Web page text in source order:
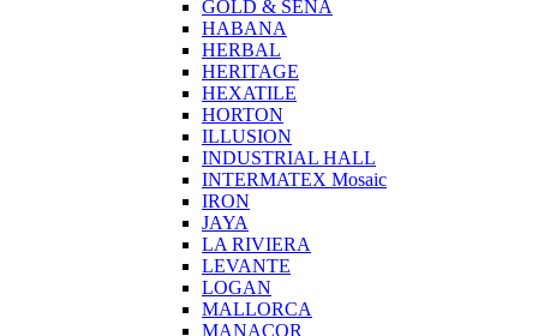
GOLD & SENA
HABANA
HERBAL
HERITAGE
HEXATILE
HORTON
ILLUSION
INDUSTRIAL HALL
INTERMATEX Mosaic
IRON
JAYA
LA RIVIERA
LEVANTE
LOGAN
MALLORCA
MANACOR